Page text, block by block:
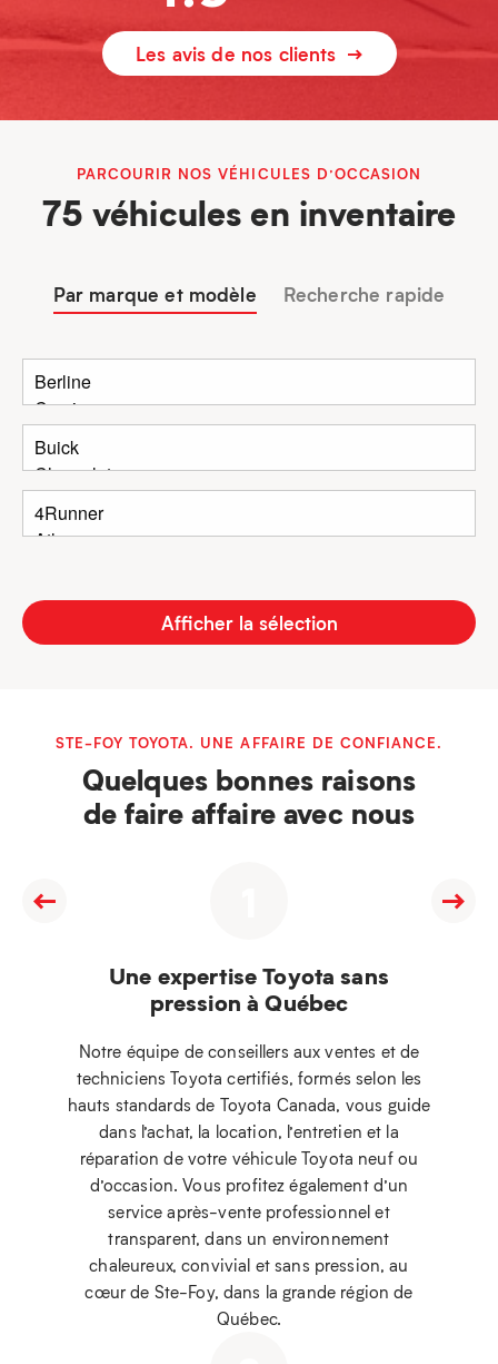
Les avis de nos clients
PARCOURIR NOS VÉHICULES D’OCCASION
75 véhicules en inventaire
Par marque et modèle Recherche rapide
Afficher la sélection
STE-FOY TOYOTA. UNE AFFAIRE DE CONFIANCE.
Quelques bonnes raisons
de faire affaire avec nous
Une expertise Toyota sans
pression à Québec
Notre équipe de conseillers aux ventes et de
techniciens Toyota certifiés, formés selon les
hauts standards de Toyota Canada, vous guide
dans l’achat, la location, l’entretien et la
réparation de votre véhicule Toyota neuf ou
d’occasion. Vous profitez également d’un
service après-vente professionnel et
transparent, dans un environnement
chaleureux, convivial et sans pression, au
cœur de Ste-Foy, dans la grande région de
Québec.